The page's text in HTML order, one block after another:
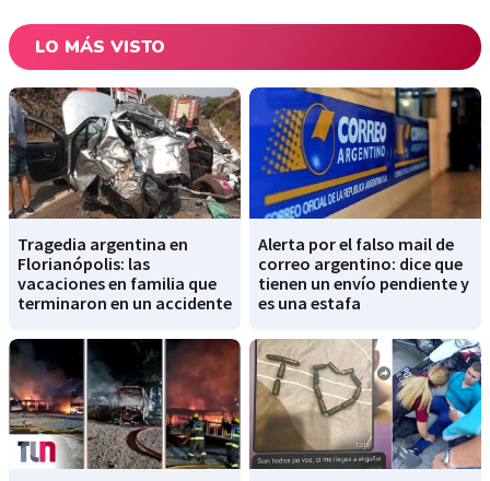
LO MÁS VISTO
Tragedia argentina en
Florianópolis: las
vacaciones en familia que
terminaron en un accidente
Alerta por el falso mail de
correo argentino: dice que
tienen un envío pendiente y
es una estafa